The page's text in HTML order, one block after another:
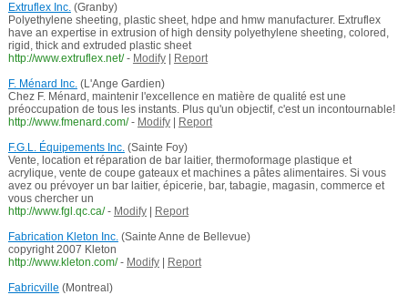
Extruflex Inc.(Granby)
Polyethylene sheeting, plastic sheet, hdpe and hmw manufacturer. Extruflex
have an expertise in extrusion of high density polyethylene sheeting, colored,
rigid, thick and extruded plastic sheet
http://www.extruflex.net/ - Modify|
Report
F. Ménard Inc.(L'Ange Gardien)
Chez F. Ménard, maintenir l'excellence en matière de qualité est une
préoccupation de tous les instants. Plus qu'un objectif, c'est un incontournable!
http://www.fmenard.com/ - Modify|
Report
F.G.L. Équipements Inc.(Sainte Foy)
Vente, location et réparation de bar laitier, thermoformage plastique et
acrylique, vente de coupe gateaux et machines a pâtes alimentaires. Si vous
avez ou prévoyer un bar laitier, épicerie, bar, tabagie, magasin, commerce et
vous chercher un
http://www.fgl.qc.ca/ - Modify|
Report
Fabrication Kleton Inc.(Sainte Anne de Bellevue)
copyright 2007 Kleton
http://www.kleton.com/ - Modify|
Report
Fabricville (Montreal)